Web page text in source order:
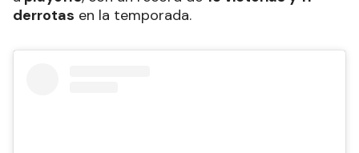
derrotas en la temporada.